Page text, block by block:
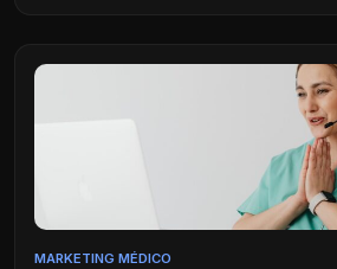
MARKETING MÉDICO